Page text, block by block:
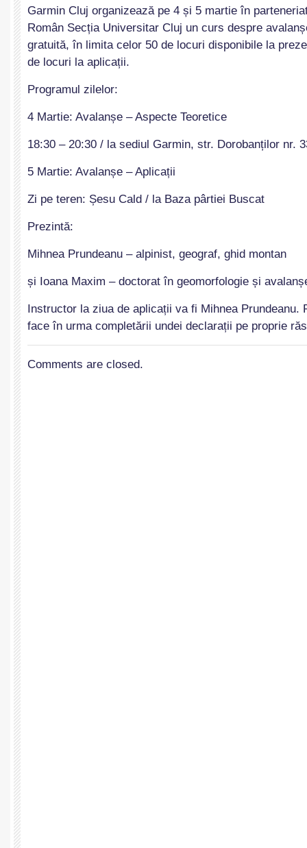
Garmin Cluj organizează pe 4 și 5 martie în
Român Secția Universitar Cluj un curs despre
gratuită, în limita celor 50 de locuri disponibile la
de locuri la aplicații.
Programul zilelor:
4 Martie: Avalanșe – Aspecte Teoretice
18:30 – 20:30 / la sediul Garmin, str. Dorobanților nr.
5 Martie: Avalanșe – Aplicații
Zi pe teren: Șesu Cald / la Baza pârtiei Buscat
Prezintă:
Mihnea Prundeanu – alpinist, geograf, ghid montan
și Ioana Maxim – doctorat în geomorfologie și
Instructor la ziua de aplicații va fi Mihnea Prundeanu.
face în urma completării undei declarații pe proprie
Comments are closed.